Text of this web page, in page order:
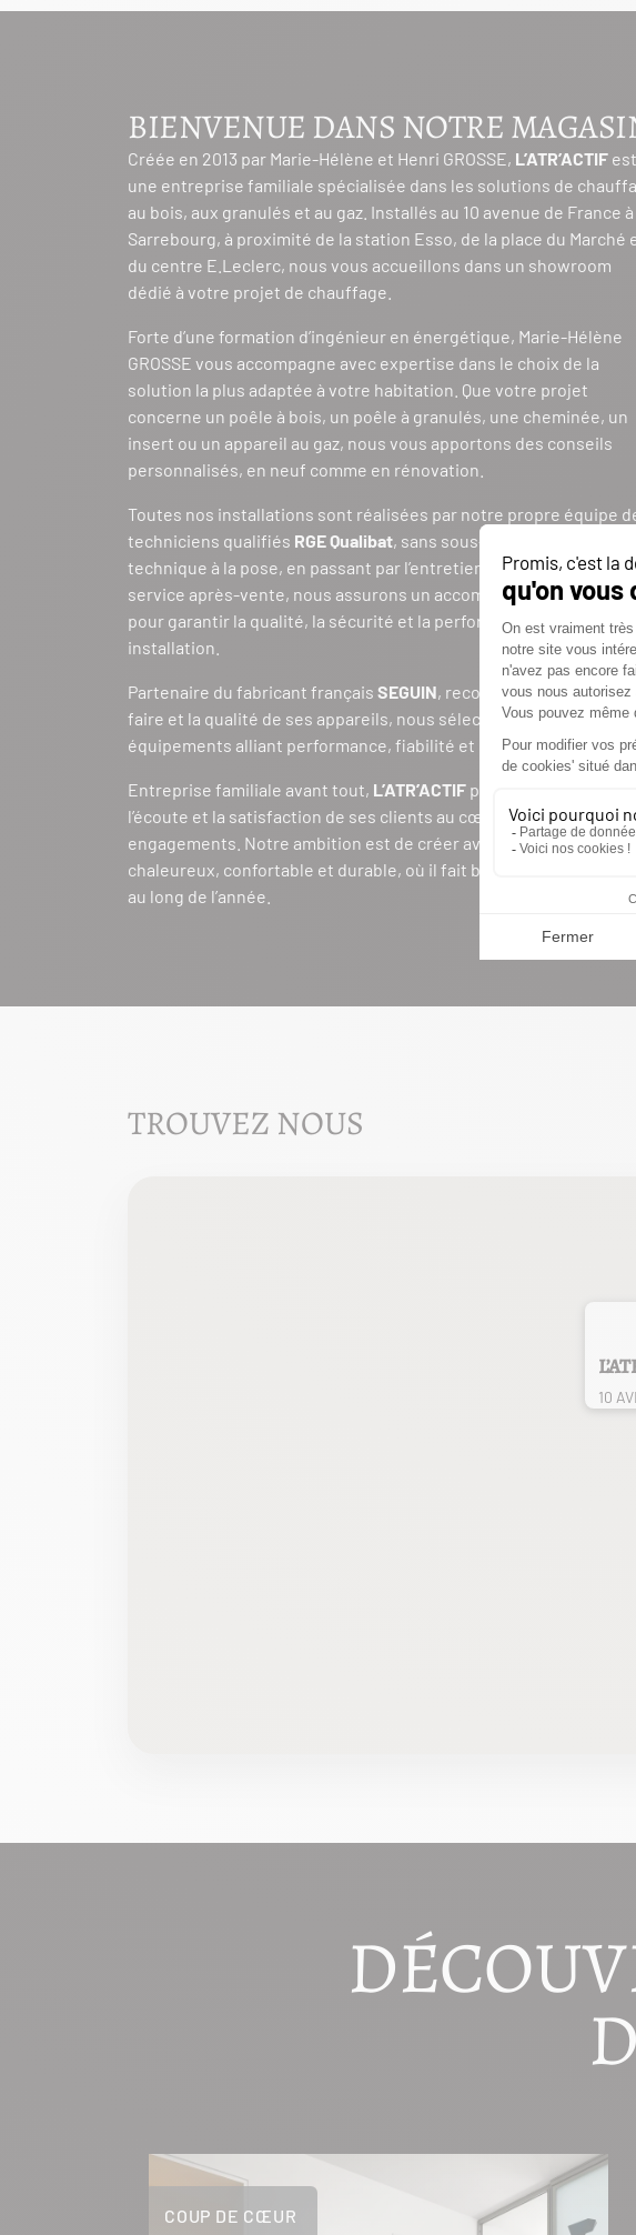
BIENVENUE DANS NOTRE
Créée en 2013 par Marie-Hélène et Henri GROSSE, L’ATR’ACTIF est
une entreprise familiale spécialisée dans les solutions de
au bois, aux granulés et au gaz. Installés au 10 avenue de France à
Sarrebourg, à proximité de la station Esso, de la place du Marché
du centre E.Leclerc, nous vous accueillons dans un showroom
dédié à votre projet de chauffage.
Forte d’une formation d’ingénieur en énergétique, Marie-Hélène
GROSSE vous accompagne avec expertise dans le choix de la
solution la plus adaptée à votre habitation. Que votre projet
concerne un poêle à bois, un poêle à granulés, une cheminée, un
insert ou un appareil au gaz, nous vous apportons des conseils
personnalisés, en neuf comme en rénovation.
Toutes nos installations sont réalisées par notre propre équipe
techniciens qualifiés RGE Qualibat, sans sous-traitance. De la
technique à la pose, en passant par l’entretien, le ramonage et le
service après-vente, nous assurons un accompagnement
pour garantir la qualité, la sécurité et la performance de votre
installation.
Partenaire du fabricant français SEGUIN, reconnu pour son
faire et la qualité de ses appareils, nous sélectionnons des
équipements alliant performance, fiabilité et design.
Entreprise familiale avant tout, L’ATR’ACTIF place la proximité,
l’écoute et la satisfaction de ses clients au cœur de ses
engagements. Notre ambition est de créer avec vous un intérieur
chaleureux, confortable et durable, où il fait bon se retrouver tout
au long de l’année.
TROUVEZ NOUS
10
COUP DE CŒUR